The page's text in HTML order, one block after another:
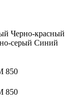
Черно-красный
серый Синий
850
850